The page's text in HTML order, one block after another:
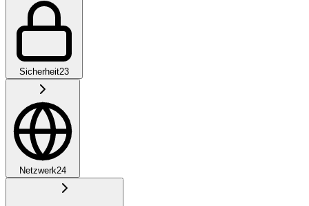
Sicherheit23
Netzwerk24